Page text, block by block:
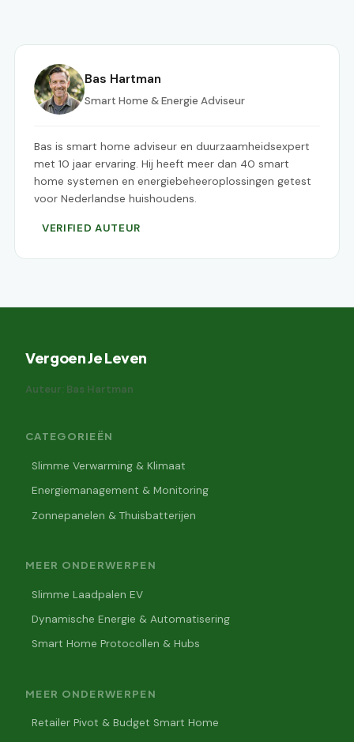
Bas Hartman
Smart Home & Energie Adviseur
Bas is smart home adviseur en duurzaamheidsexpert
met 10 jaar ervaring. Hij heeft meer dan 40 smart
home systemen en energiebeheeroplossingen getest
voor Nederlandse huishoudens.
VERIFIED AUTEUR
Vergoen Je Leven
Auteur: Bas Hartman
CATEGORIEËN
Slimme Verwarming & Klimaat
Energiemanagement & Monitoring
Zonnepanelen & Thuisbatterijen
MEER ONDERWERPEN
Slimme Laadpalen EV
Dynamische Energie & Automatisering
Smart Home Protocollen & Hubs
MEER ONDERWERPEN
Retailer Pivot & Budget Smart Home